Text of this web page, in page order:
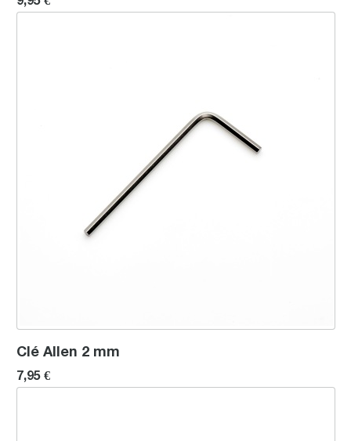
Clé Allen 2 mm
Clé Allen 2 mm
7,95 €
Couplage pour disque dameur (filleté)